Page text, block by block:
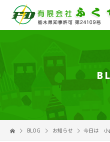
BLOG お知らせ 今日は 小